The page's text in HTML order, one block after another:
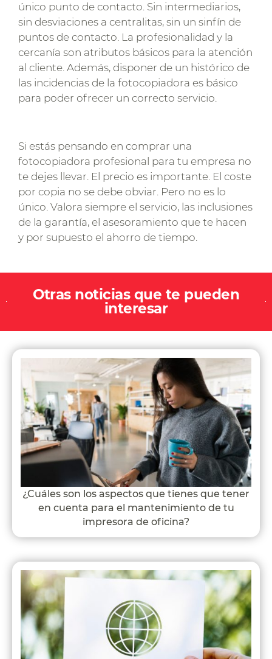
único punto de contacto. Sin intermediarios,
sin desviaciones a centralitas, sin un sinfín de
puntos de contacto. La profesionalidad y la
cercanía son atributos básicos para la atención
al cliente. Además, disponer de un histórico de
las incidencias de la fotocopiadora es básico
para poder ofrecer un correcto servicio.
Si estás pensando en comprar una
fotocopiadora profesional para tu empresa no
te dejes llevar. El precio es importante. El coste
por copia no se debe obviar. Pero no es lo
único. Valora siempre el servicio, las inclusiones
de la garantía, el asesoramiento que te hacen
y por supuesto el ahorro de tiempo.
Otras noticias que te pueden
interesar
¿Cuáles son los aspectos que tienes que tener
en cuenta para el mantenimiento de tu
impresora de oficina?